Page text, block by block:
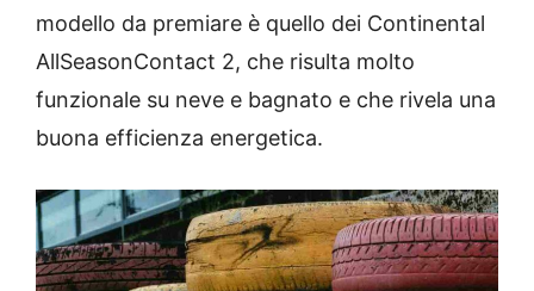
modello da premiare è quello dei Continental
AllSeasonContact 2, che risulta molto
funzionale su neve e bagnato e che rivela una
buona efficienza energetica.